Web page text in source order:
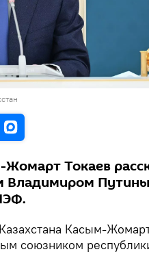
Токаев
Владимиром
Касым-
союзником